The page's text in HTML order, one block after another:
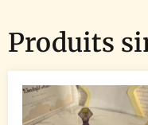
Produits